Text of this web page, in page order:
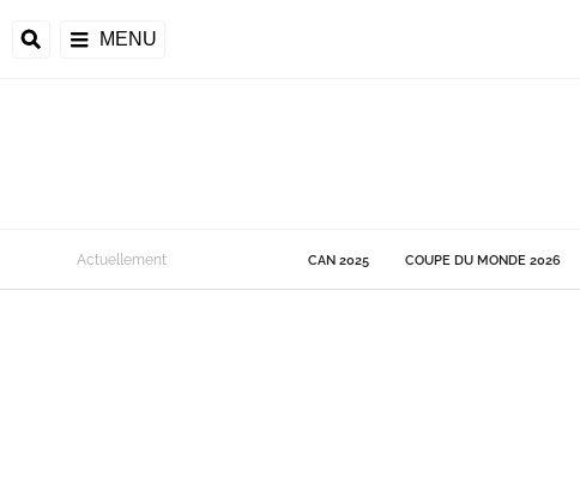
MENU
de la CAF
Actuellement CAN 2025 COUPE DU MONDE 2026